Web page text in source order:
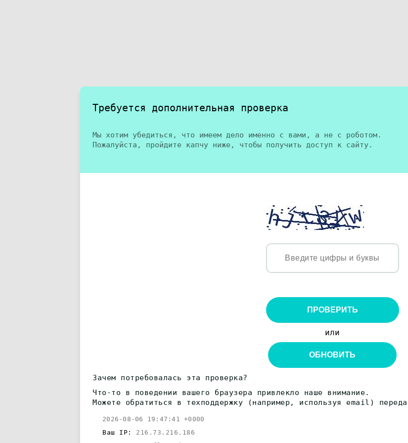
Требуется дополнительная проверка
Мы хотим убедиться, что имеем дело именно с вами, а не с роботом.
Пожалуйста, пройдите капчу ниже, чтобы получить доступ к сайту.
ПРОВЕРИТЬ
или
ОБНОВИТЬ
Зачем потребовалась эта проверка?
Что-то в поведении вашего браузера привлекло наше внимание.
Можете обратиться в техподдержку (например, используя email)
2026-08-06 19:47:41 +0000
Ваш IP: 216.73.216.186